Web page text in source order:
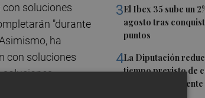
3El Ibex 35 sube un
agosto tras
puntos
4La Diputación
tiempo previsto de
las obras del
soluciones
"durante
ha
con soluciones
soluciones